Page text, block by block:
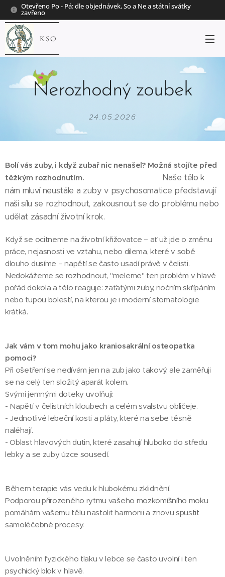
Otevřeno Po - Pá: dle objednávek, So a Ne a státní svátky
zavřeno
KSO
Nerozhodný zoubek
24.05.2026
Bolí vás zuby, i když zubař nic nenašel? Možná stojíte před
těžkým rozhodnutím. 🦷​ Naše tělo k
nám mluví neustále a zuby v psychosomatice představují
naši sílu se rozhodnout, zakousnout se do problému nebo
udělat zásadní životní krok.
​Když se ocitneme na životní křižovatce – ať už jde o změnu
práce, nejasnosti ve vztahu, nebo dilema, které v sobě
dlouho dusíme – napětí se často usadí právě v čelisti.
Nedokážeme se rozhodnout, "meleme" ten problém v hlavě
pořád dokola a tělo reaguje: zaťatými zuby, nočním skřípáním
nebo tupou bolestí, na kterou je i moderní stomatologie
krátká.
​Jak vám v tom mohu jako kraniosakrální osteopatka
pomoci?
​Při ošetření se nedívám jen na zub jako takový, ale zaměřuji
se na celý ten složitý aparát kolem.
Svými jemnými doteky uvolňuji:
​- Napětí v čelistních kloubech a celém svalstvu obličeje.
​- Jednotlivé lebeční kosti a pláty, které na sebe těsně
naléhají.
- ​Oblast hlavových dutin, které zasahují hluboko do středu
lebky a se zuby úzce sousedí.
​Během terapie vás vedu k hlubokému zklidnění.
Podporou přirozeného rytmu vašeho mozkomíšního moku
pomáhám vašemu tělu nastolit harmonii a znovu spustit
samoléčebné procesy. 🎼🎵🎶
​Uvolněním fyzického tlaku v lebce se často uvolní i ten
psychický blok v hlavě.